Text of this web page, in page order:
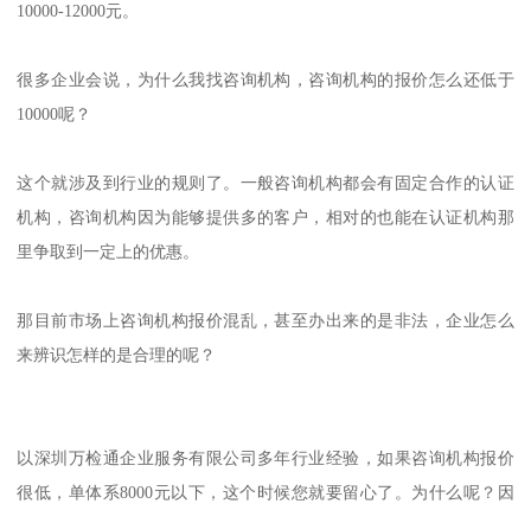
10000-12000元。
很多企业会说，为什么我找咨询机构，咨询机构的报价怎么还低于
10000呢？
这个就涉及到行业的规则了。一般咨询机构都会有固定合作的认证
机构，咨询机构因为能够提供多的客户，相对的也能在认证机构那
里争取到一定上的优惠。
那目前市场上咨询机构报价混乱，甚至办出来的是非法，企业怎么
来辨识怎样的是合理的呢？
以深圳万检通企业服务有限公司多年行业经验，如果咨询机构报价
很低，单体系8000元以下，这个时候您就要留心了。为什么呢？因